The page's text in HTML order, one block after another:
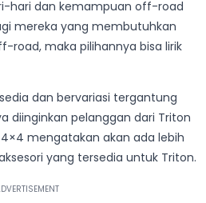
hari dan kemampuan off-road
mereka yang membutuhkan
road, maka pilihannya bisa lirik
dan bervariasi tergantung
diinginkan pelanggan dari Triton
mengatakan akan ada lebih
yang tersedia untuk Triton.